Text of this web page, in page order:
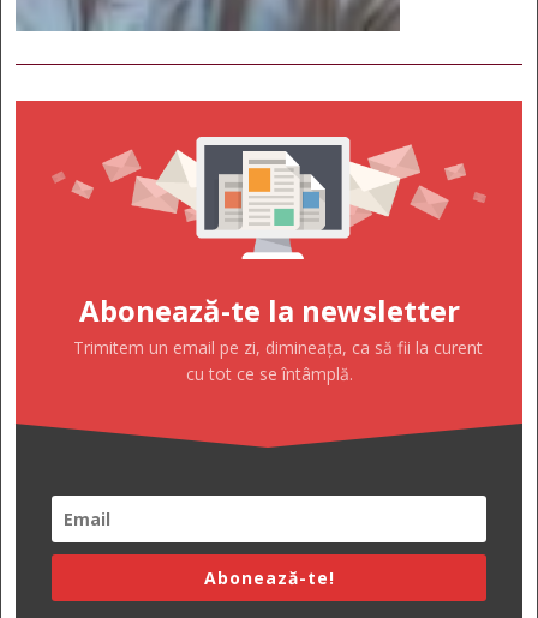
Abonează-te la newsletter
Trimitem un email pe zi, dimineața, ca să fii la curent
cu tot ce se întâmplă.
Abonează-te!